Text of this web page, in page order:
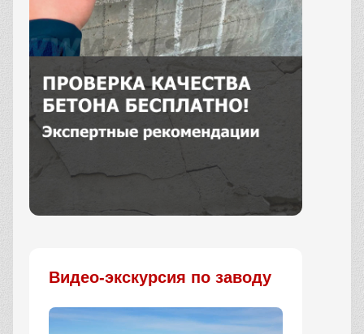
Видео-экскурсия по заводу